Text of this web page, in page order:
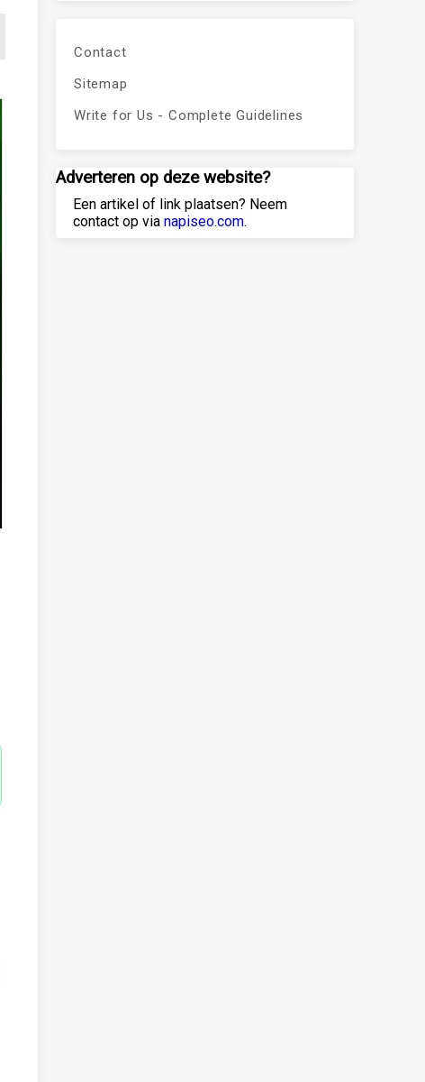
Contact
Sitemap
Write for Us - Complete Guidelines
Adverteren op deze website?
Een artikel of link plaatsen? Neem
contact op via napiseo.com.